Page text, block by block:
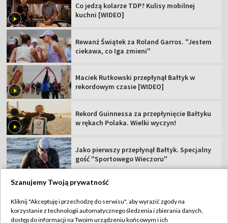
Co jedzą kolarze TDP? Kulisy mobilnej
kuchni [WIDEO]
Rewanż Świątek za Roland Garros. "Jestem
ciekawa, co Iga zmieni"
Maciek Rutkowski przepłynął Bałtyk w
rekordowym czasie [WIDEO]
Rekord Guinnessa za przepłynięcie Bałtyku
w rękach Polaka. Wielki wyczyn!
Jako pierwszy przepłynął Bałtyk. Specjalny
gość "Sportowego Wieczoru"
TVP
Szanujemy Twoją prywatność
Kliknij "Akceptuję i przechodzę do serwisu", aby wyrazić zgody na
korzystanie z technologii automatycznego śledzenia i zbierania danych,
dostęp do informacji na Twoim urządzeniu końcowym i ich